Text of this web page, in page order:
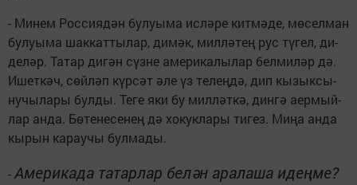
- Ми­нем Рос­си­я­дән бу­лу­ы­ма ис­лә­ре кит­мә­де, мө­сел­ман
бу­лу­ы­ма шак­кат­ты­лар, ди­мәк, мил­лә­тең рус тү­гел, ди­
де­ләр. Та­тар ди­гән сүз­не аме­ри­ка­лы­лар бел­ми­ләр дә.
Ишет­кәч, сөй­ләп күр­сәт әле үз те­лең­дә, дип кы­зык­сы­
ну­чы­ла­ры бул­ды. Те­ге яки бу мил­ләт­кә, дин­гә аер­мый­
лар ан­да. Бө­те­не­се­нең дә хо­кук­ла­ры ти­гез. Ми­ңа ан­да
кы­рын ка­рау­чы бул­ма­ды.
-Аме­ри­ка­да та­тар­лар бе­лән ара­ла­ша идең­ме?